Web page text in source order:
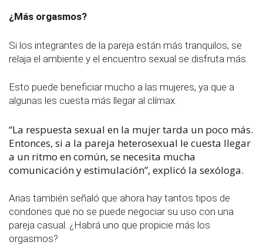
¿Más orgasmos?
Si los integrantes de la pareja están más tranquilos, se
relaja el ambiente y el encuentro sexual se disfruta más.
Esto puede beneficiar mucho a las mujeres, ya que a
algunas les cuesta más llegar al clímax.
“La respuesta sexual en la mujer tarda un poco más.
Entonces, si a la pareja heterosexual le cuesta llegar
a un ritmo en común, se necesita mucha
comunicación y estimulación”, explicó la sexóloga.
Arias también señaló que ahora hay tantos tipos de
condones que no se puede negociar su uso con una
pareja casual. ¿Habrá uno que propicie más los
orgasmos?